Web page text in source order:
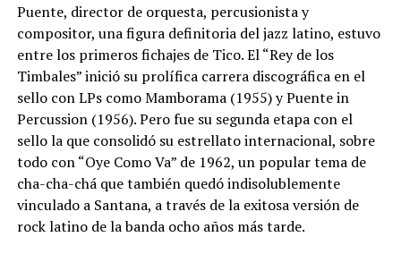
Puente, director de orquesta, percusionista y
compositor, una figura definitoria del jazz latino, estuvo
entre los primeros fichajes de Tico. El “Rey de los
Timbales” inició su prolífica carrera discográfica en el
sello con LPs como Mamborama (1955) y Puente in
Percussion (1956). Pero fue su segunda etapa con el
sello la que consolidó su estrellato internacional, sobre
todo con “Oye Como Va” de 1962, un popular tema de
cha-cha-chá que también quedó indisolublemente
vinculado a Santana, a través de la exitosa versión de
rock latino de la banda ocho años más tarde.